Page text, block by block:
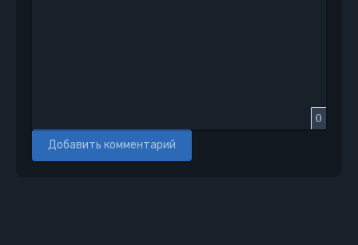
0
Добавить комментарий